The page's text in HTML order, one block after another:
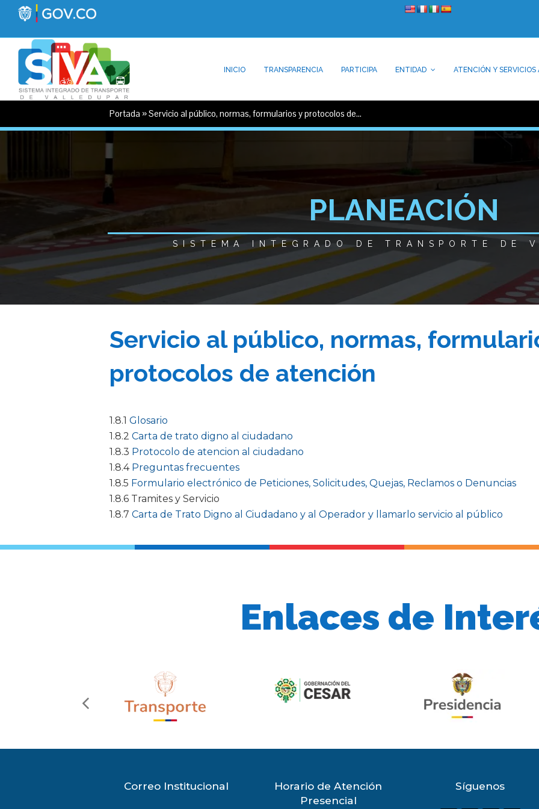
INICIO TRANSPARENCIA PARTICIPA ENTIDAD ATENCIÓN Y
Portada »Servicio al público, normas, formularios y protocolos de…
PLANEACIÓN
SISTEMA INTEGRADO DE TRANSPORTE DE
Servicio al público, normas,
protocolos de atención
1.8.1 Glosario
1.8.2 Carta de trato digno al ciudadano
1.8.3 Protocolo de atencion al ciudadano
1.8.4 Preguntas frecuentes
1.8.5 Formulario electrónico de Peticiones, Solicitudes, Quejas, Reclamos o Denuncias
1.8.6 Tramites y Servicio
1.8.7 Carta de Trato Digno al Ciudadano y al Operador y llamarlo servicio al público
Enlaces de
previous
Correo Institucional
Horario de Atención
Presencial
Síguenos